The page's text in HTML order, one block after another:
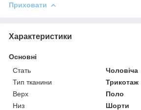
Приховати
Характеристики
Основні
Стать
Чоловіча
Тип тканини
Трикотаж
Верх
Поло
Низ
Шорти